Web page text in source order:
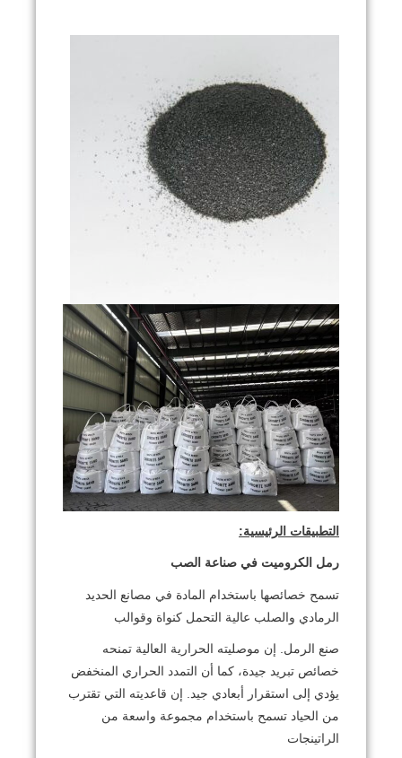
التطبيقات الرئيسية:
رمل الكروميت في صناعة الصب
تسمح خصائصها باستخدام المادة في مصانع الحديد
الرمادي والصلب عالية التحمل كنواة وقوالب
صنع الرمل. إن موصليته الحرارية العالية تمنحه
خصائص تبريد جيدة، كما أن التمدد الحراري المنخفض
يؤدي إلى استقرار أبعادي جيد. إن قاعديته التي تقترب
من الحياد تسمح باستخدام مجموعة واسعة من
الراتينجات